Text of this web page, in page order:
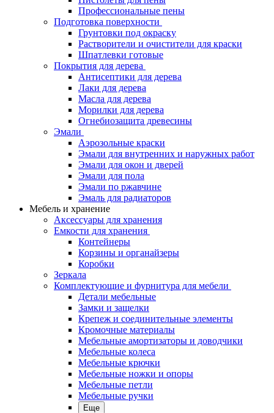
Профессиональные пены
Подготовка поверхности
Грунтовки под окраску
Растворители и очистители для краски
Шпатлевки готовые
Покрытия для дерева
Антисептики для дерева
Лаки для дерева
Масла для дерева
Морилки для дерева
Огнебиозащита древесины
Эмали
Аэрозольные краски
Эмали для внутренних и наружных работ
Эмали для окон и дверей
Эмали для пола
Эмали по ржавчине
Эмаль для радиаторов
Мебель и хранение
Аксессуары для хранения
Емкости для хранения
Контейнеры
Корзины и органайзеры
Коробки
Зеркала
Комплектующие и фурнитура для мебели
Детали мебельные
Замки и защелки
Крепеж и соединительные элементы
Кромочные материалы
Мебельные амортизаторы и доводчики
Мебельные колеса
Мебельные крючки
Мебельные ножки и опоры
Мебельные петли
Мебельные ручки
Еще